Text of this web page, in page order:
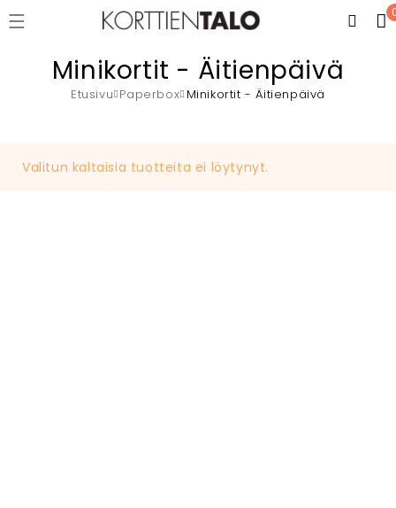
Minikortit - Äitienpäivä
Etusivu Paperbox Minikortit - Äitienpäivä
Valitun kaltaisia tuotteita ei löytynyt.